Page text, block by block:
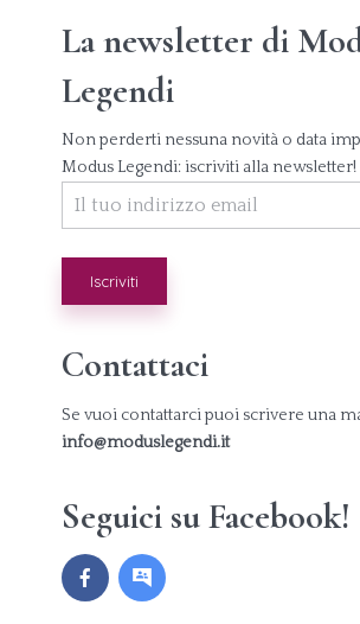
La newsletter di
Legendi
Non perderti nessuna novità o data
Modus Legendi: iscriviti alla newsletter!
Contattaci
Se vuoi contattarci puoi scrivere una
info@moduslegendi.it
Seguici su Facebook!